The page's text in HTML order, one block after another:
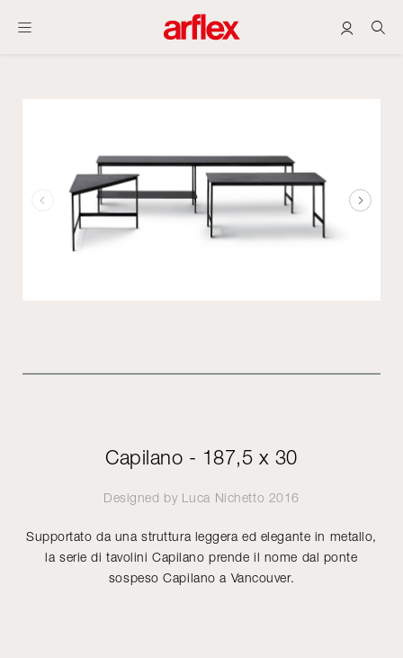
Capilano - 187,5 x 30
Designed by Luca Nichetto 2016
Supportato da una struttura leggera ed elegante in metallo,
la serie di tavolini Capilano prende il nome dal ponte
sospeso Capilano a Vancouver.